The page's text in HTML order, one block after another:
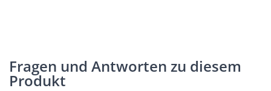
Fragen und Antworten zu diesem
Produkt